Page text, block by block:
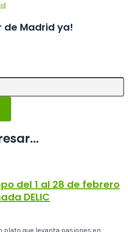
de Madrid ya!
del 1 al 28 de febrero
DELIC
plato que levanta pasiones en